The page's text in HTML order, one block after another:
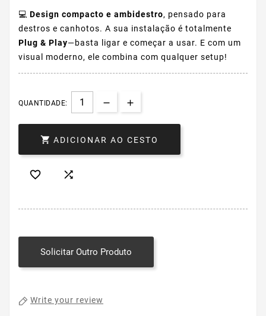
💻 Design compacto e ambidestro, pensado para
destros e canhotos. A sua instalação é totalmente
Plug & Play—basta ligar e começar a usar. E com um
visual moderno, ele combina com qualquer setup!
QUANTIDADE:
 ADICIONAR AO CESTO
 
Solicitar Outro Produto
Write your review